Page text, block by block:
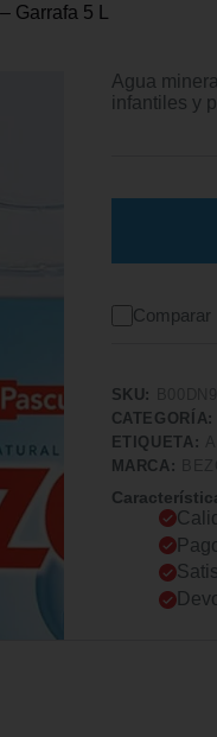
Garrafa 5 L
Agua
infantiles y
Comparar
SKU:
CATEGORÍA:
ETIQUETA:
MARCA: